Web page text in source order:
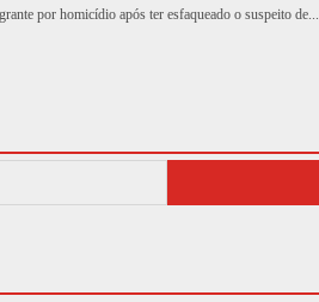
por homicídio após ter esfaqueado o suspeito de...